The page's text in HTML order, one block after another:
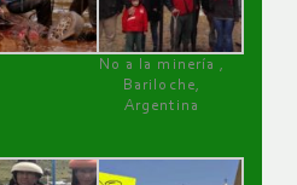
No a la minería ,
Bariloche,
Argentina